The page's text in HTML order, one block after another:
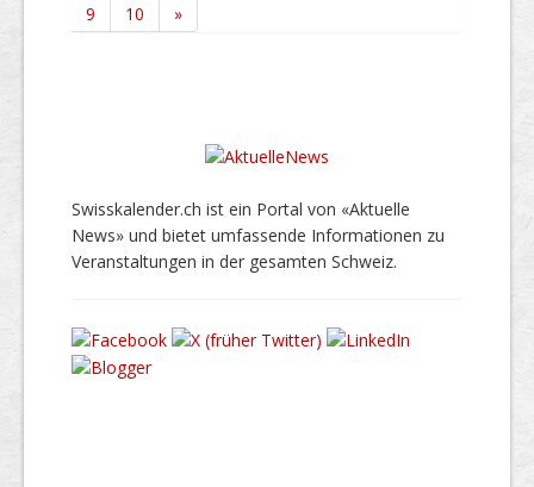
9 10 »
Swisskalender.ch ist ein Portal von «Aktuelle
News» und bietet umfassende Informationen zu
Veranstaltungen in der gesamten Schweiz.